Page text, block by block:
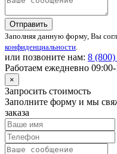
Отправить
Заполняя данную форму, Вы
конфиденциальности.
или позвоните нам: 8 (800)
Работаем ежедневно
×
Запросить стоимость
Заполните форму и мы
заказа